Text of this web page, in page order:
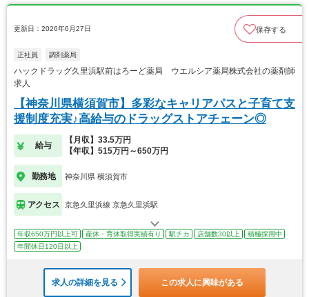
更新日：2026年6月27日 保存する
正社員 調剤薬局
ハックドラッグ久里浜駅前はろーど薬局 ウエルシア薬局株式会社の薬剤師
求人
【神奈川県横須賀市】多彩なキャリアパスと子育て支
援制度充実♪高給与のドラッグストアチェーン◎
給与
【月収】33.5万円
【年収】515万円～650万円
勤務地 神奈川県 横須賀市
アクセス 京急久里浜線 京急久里浜駅
年収650万円以上可 産休・育休取得実績有り 駅チカ 店舗数30以上
積極採用中
年間休日120日以上
求人の詳細を見る この求人に興味がある